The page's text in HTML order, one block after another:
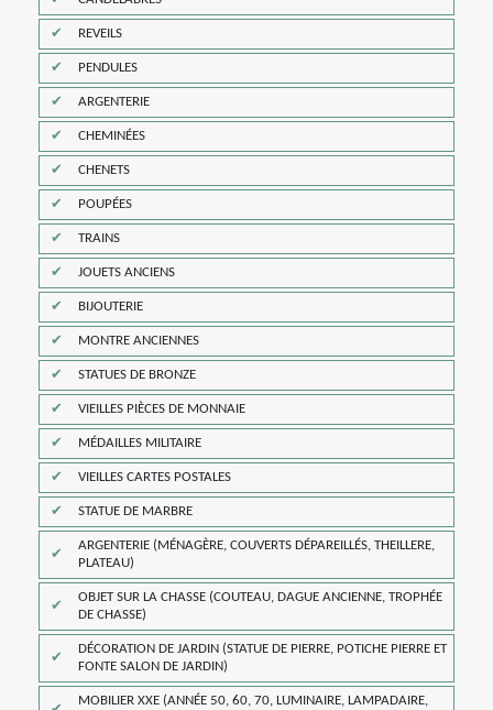
REVEILS
PENDULES
ARGENTERIE
CHEMINÉES
CHENETS
POUPÉES
TRAINS
JOUETS ANCIENS
BIJOUTERIE
MONTRE ANCIENNES
STATUES DE BRONZE
VIEILLES PIÈCES DE MONNAIE
MÉDAILLES MILITAIRE
VIEILLES CARTES POSTALES
STATUE DE MARBRE
ARGENTERIE (MÉNAGÈRE, COUVERTS DÉPAREILLÉS, THEILLERE,
PLATEAU)
OBJET SUR LA CHASSE (COUTEAU, DAGUE ANCIENNE, TROPHÉE
DE CHASSE)
DÉCORATION DE JARDIN (STATUE DE PIERRE, POTICHE PIERRE ET
FONTE SALON DE JARDIN)
MOBILIER XXE (ANNÉE 50, 60, 70, LUMINAIRE, LAMPADAIRE,